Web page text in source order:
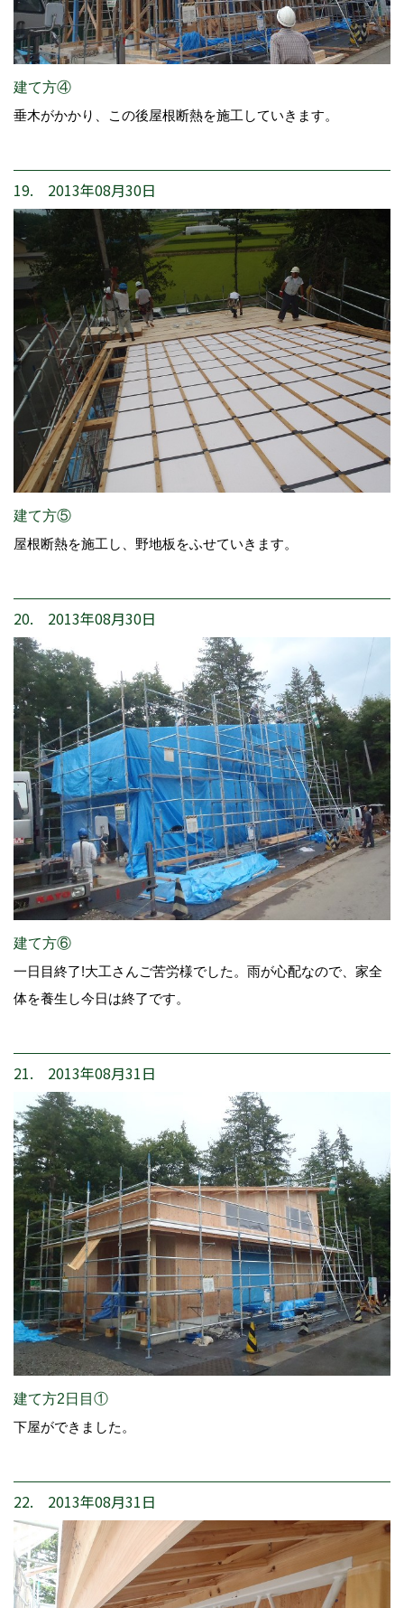
建て方④
垂木がかかり、この後屋根断熱を施工していきます。
19. 2013年08月30日
建て方⑤
屋根断熱を施工し、野地板をふせていきます。
20. 2013年08月30日
建て方⑥
一日目終了!大工さんご苦労様でした。雨が心配なので、家全
体を養生し今日は終了です。
21. 2013年08月31日
建て方2日目①
下屋ができました。
22. 2013年08月31日